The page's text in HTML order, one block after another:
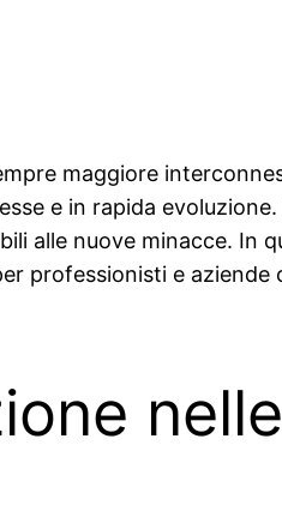
maggiore
e in rapida
alle nuove minacce. In
professionisti e